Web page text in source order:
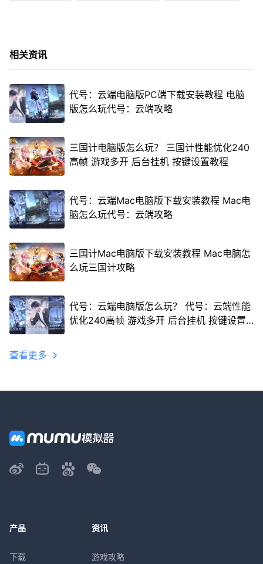
相关资讯
代号：云端电脑版PC端下载安装教程 电脑
版怎么玩代号：云端攻略
三国计电脑版怎么玩？ 三国计性能优化240
高帧 游戏多开 后台挂机 按键设置教程
代号：云端Mac电脑版下载安装教程 Mac电
脑怎么玩代号：云端攻略
三国计Mac电脑版下载安装教程 Mac电脑怎
么玩三国计攻略
代号：云端电脑版怎么玩？ 代号：云端性能
优化240高帧 游戏多开 后台挂机 按键设置
查看更多
产品
下载
资讯
游戏攻略